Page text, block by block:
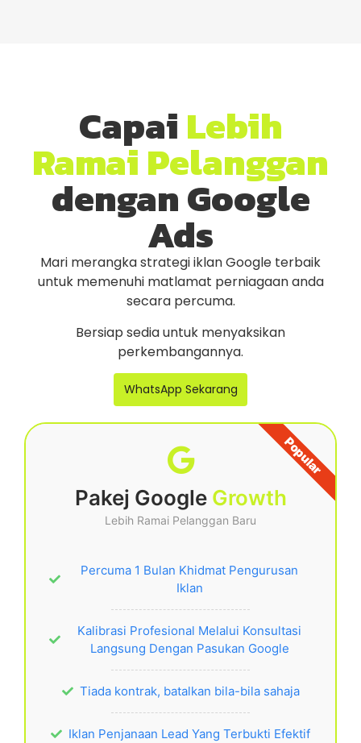
CapaiLebih
Ramai Pelanggan
dengan Google
Ads
Mari merangka strategi iklan Google terbaik
untuk memenuhi matlamat perniagaan anda
secara percuma.
Bersiap sedia untuk menyaksikan
perkembangannya.
WhatsApp Sekarang
Pakej Google Growth
Lebih Ramai Pelanggan Baru
Percuma 1 Bulan Khidmat Pengurusan
Iklan
Kalibrasi Profesional Melalui Konsultasi
Langsung Dengan Pasukan Google
Tiada kontrak, batalkan bila-bila sahaja
Iklan Penjanaan Lead Yang Terbukti Efektif
Popular